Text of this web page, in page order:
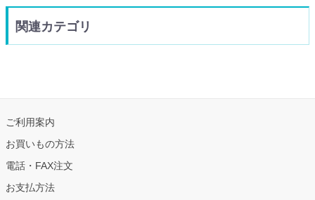
関連カテゴリ
ご利用案内
お買いもの方法
電話・FAX注文
お支払方法